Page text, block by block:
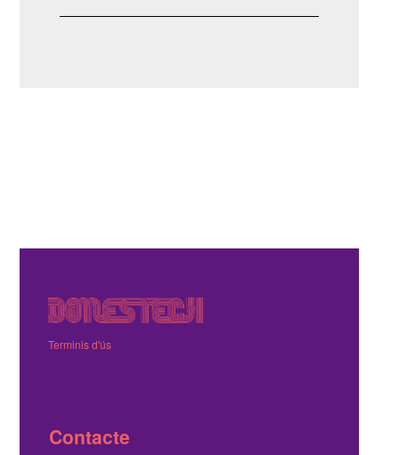
Terminis d'ús
Contacte